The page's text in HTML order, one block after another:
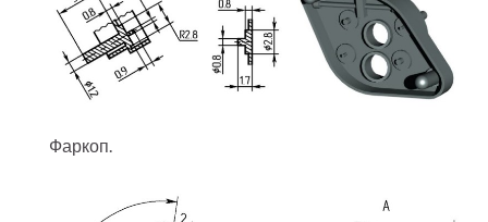
Фаркоп.